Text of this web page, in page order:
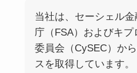
当社は、セーシェル金
庁（FSA）およびキプ
委員会（CySEC）か
スを取得しています。